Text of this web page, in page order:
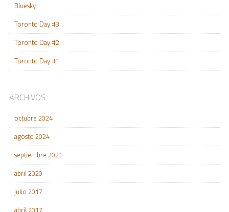
Bluesky
Toronto Day #3
Toronto Day #2
Toronto Day #1
ARCHIVOS
octubre 2024
agosto 2024
septiembre 2021
abril 2020
julio 2017
abril 2017